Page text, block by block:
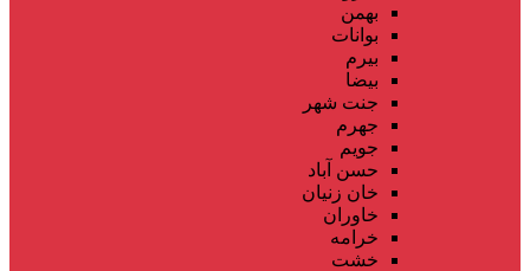
بهمن
بوانات
بیرم
بیضا
جنت شهر
جهرم
جویم
حسن آباد
خان زنیان
خاوران
خرامه
خشت